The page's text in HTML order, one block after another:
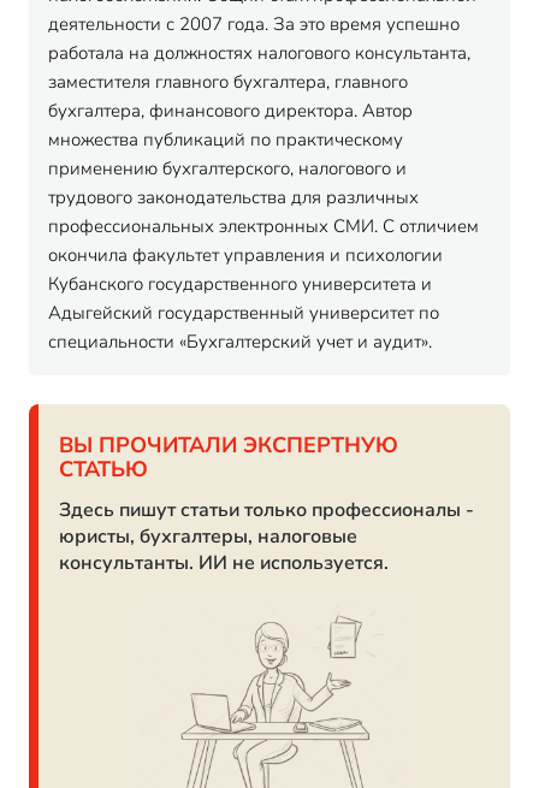
деятельности с 2007 года. За это время успешно
работала на должностях налогового консультанта,
заместителя главного бухгалтера, главного
бухгалтера, финансового директора. Автор
множества публикаций по практическому
применению бухгалтерского, налогового и
трудового законодательства для различных
профессиональных электронных СМИ. С отличием
окончила факультет управления и психологии
Кубанского государственного университета и
Адыгейский государственный университет по
специальности «Бухгалтерский учет и аудит».
ВЫ ПРОЧИТАЛИ ЭКСПЕРТНУЮ
СТАТЬЮ
Здесь пишут статьи только профессионалы -
юристы, бухгалтеры, налоговые
консультанты. ИИ не используется.